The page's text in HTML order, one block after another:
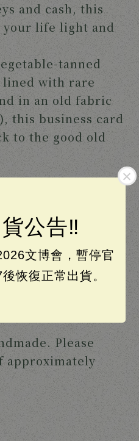
公告‼️
文博會，暫停官
恢復正常出貨。
and cash, this
life light and
tanned
lined with rare
in an old fabric
this business card
to the good old
(H x W x D):
(H x W) 7cm x
folded bills)
Please
approximately